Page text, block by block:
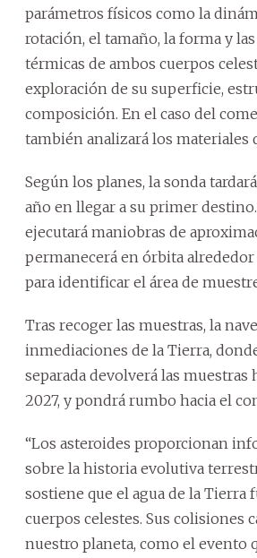
parámetros físicos como la
rotación, el tamaño, la forma y
térmicas de ambos cuerpos
exploración de su superficie,
composición. En el caso del
también analizará los materiales
Según los planes, la sonda
año en llegar a su primer destino.
ejecutará maniobras de
permanecerá en órbita
para identificar el área de
Tras recoger las muestras, la
inmediaciones de la Tierra,
separada devolverá las muestras
2027, y pondrá rumbo hacia el
“Los asteroides proporcionan
sobre la historia evolutiva
sostiene que el agua de la Tierra
cuerpos celestes. Sus colisiones
nuestro planeta, como el evento